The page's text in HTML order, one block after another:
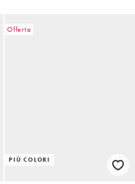
Offerta
PIÙ COLORI